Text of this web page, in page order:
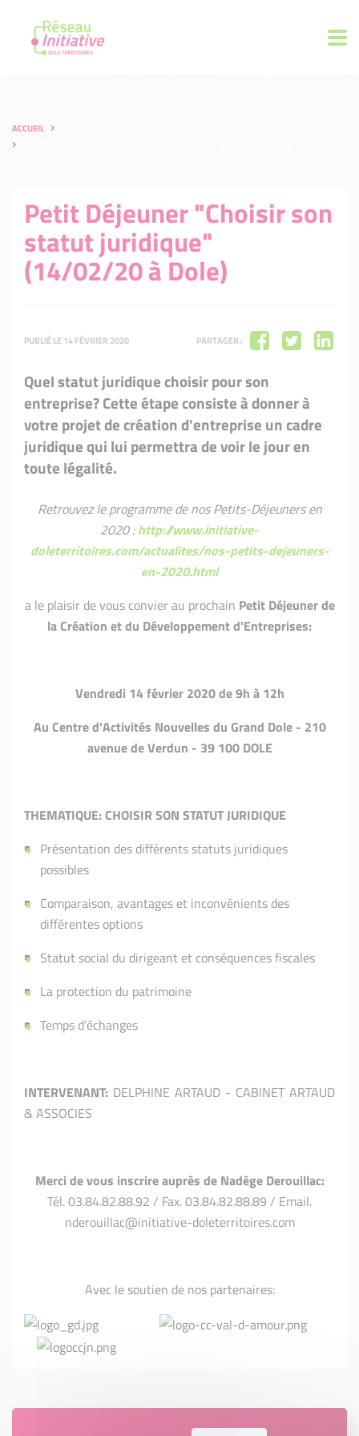
ACCUEIL
Petit Déjeuner "Choisir son
statut juridique"
(14/02/20 à Dole)
PUBLIÉ LE 14 FÉVRIER 2020 PARTAGER :
Quel statut juridique choisir pour son
entreprise? Cette étape consiste à donner à
votre projet de création d'entreprise un cadre
juridique qui lui permettra de voir le jour en
toute légalité.
Retrouvez le programme de nos Petits-Déjeuners en
2020 :http://www.initiative-
doleterritoires.com/actualites/nos-petits-dejeuners-
en-2020.html
a le plaisir de vous convier au prochain Petit Déjeuner de
la Création et du Développement d'Entreprises:
Vendredi 14 février 2020 de 9h à 12h
Au Centre d'Activités Nouvelles du Grand Dole - 210
avenue de Verdun - 39 100 DOLE
THEMATIQUE: CHOISIR SON STATUT JURIDIQUE
Présentation des différents statuts juridiques
possibles
Comparaison, avantages et inconvénients des
différentes options
Statut social du dirigeant et conséquences fiscales
La protection du patrimoine
Temps d’échanges
INTERVENANT: DELPHINE ARTAUD - CABINET ARTAUD
& ASSOCIES
Merci de vous inscrire auprès de Nadège Derouillac:
Tél. 03.84.82.88.92 / Fax. 03.84.82.88.89 / Email.
nderouillac@initiative-doleterritoires.com
Avec le soutien de nos partenaires: